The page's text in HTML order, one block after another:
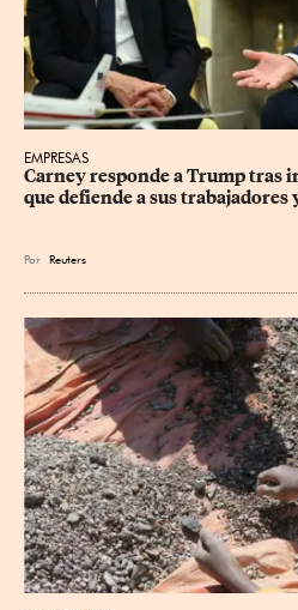
EMPRESAS
Carney responde a Trump tras
que defiende a sus trabajadores
Por Reuters